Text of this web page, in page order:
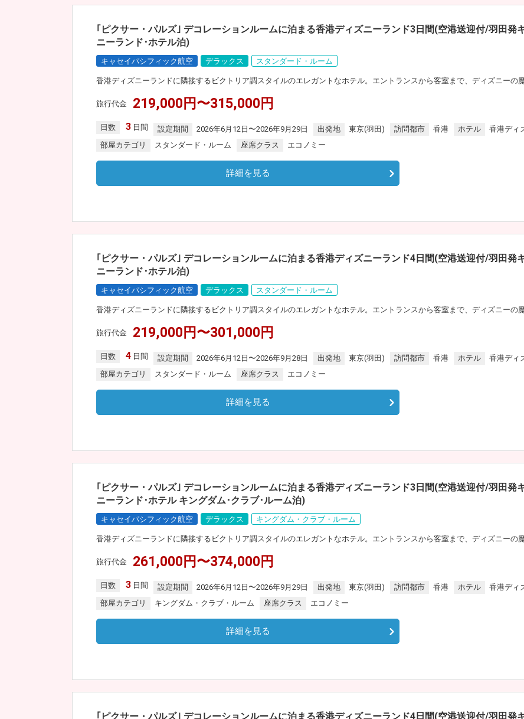
｢ピクサー・パルズ｣ デコレーションルームに泊まる香港ディズニーランド3日間(空港送迎付/羽田
ニーランド･ホテル泊)
キャセイパシフィック航空 デラックス スタンダード・ルーム
香港ディズニーランドに隣接するビクトリア調スタイルのエレガントなホテル。エントランスから客室まで、ディズニーの
旅行代金 219,000円〜315,000円
日数 3 日間 設定期間 2026年6月12日〜2026年9月29日 出発地 東京(羽田) 訪問都市 香港 ホテル
香港ディ
部屋カテゴリ
スタンダード・ルーム 座席クラス エコノミー
詳細を見る
｢ピクサー・パルズ｣ デコレーションルームに泊まる香港ディズニーランド4日間(空港送迎付/羽田
ニーランド･ホテル泊)
キャセイパシフィック航空 デラックス スタンダード・ルーム
香港ディズニーランドに隣接するビクトリア調スタイルのエレガントなホテル。エントランスから客室まで、ディズニーの
旅行代金 219,000円〜301,000円
日数 4 日間 設定期間 2026年6月12日〜2026年9月28日 出発地 東京(羽田) 訪問都市 香港 ホテル
香港ディ
部屋カテゴリ
スタンダード・ルーム 座席クラス エコノミー
詳細を見る
｢ピクサー・パルズ｣ デコレーションルームに泊まる香港ディズニーランド3日間(空港送迎付/羽田
ニーランド･ホテル キングダム･クラブ･ルーム泊)
キャセイパシフィック航空 デラックス キングダム・クラブ・ルーム
香港ディズニーランドに隣接するビクトリア調スタイルのエレガントなホテル。エントランスから客室まで、ディズニーの
旅行代金 261,000円〜374,000円
日数 3 日間 設定期間 2026年6月12日〜2026年9月29日 出発地 東京(羽田) 訪問都市 香港 ホテル
香港ディ
部屋カテゴリ
キングダム・クラブ・ルーム 座席クラス エコノミー
詳細を見る
｢ピクサー・パルズ｣ デコレーションルームに泊まる香港ディズニーランド4日間(空港送迎付/羽田